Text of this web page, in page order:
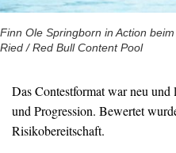
Finn Ole Springborn in Action
Ried / Red Bull Content Pool
Das Contestformat war neu
und Progression. Bewertet
Risikobereitschaft.